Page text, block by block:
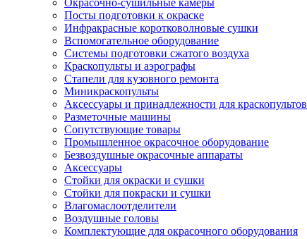
Окрасочно-сушильные камеры
Посты подготовки к окраске
Инфракрасные коротковолновые сушки
Вспомогательное оборудование
Системы подготовки сжатого воздуха
Краскопульты и аэрографы
Стапели для кузовного ремонта
Миникраскопульты
Аксессуары и принадлежности для краскопультов
Разметочные машины
Сопутствующие товары
Промышленное окрасочное оборудование
Безвоздушные окрасочные аппараты
Аксессуары
Стойки для окраски и сушки
Стойки для покраски и сушки
Влагомаслоотделители
Воздушные головы
Комплектующие для окрасочного оборудования